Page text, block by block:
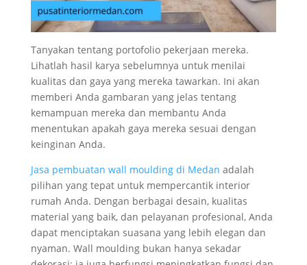
Tanyakan tentang portofolio pekerjaan mereka.
Lihatlah hasil karya sebelumnya untuk menilai
kualitas dan gaya yang mereka tawarkan. Ini akan
memberi Anda gambaran yang jelas tentang
kemampuan mereka dan membantu Anda
menentukan apakah gaya mereka sesuai dengan
keinginan Anda.
Jasa pembuatan wall moulding di Medan adalah
pilihan yang tepat untuk mempercantik interior
rumah Anda. Dengan berbagai desain, kualitas
material yang baik, dan pelayanan profesional, Anda
dapat menciptakan suasana yang lebih elegan dan
nyaman. Wall moulding bukan hanya sekadar